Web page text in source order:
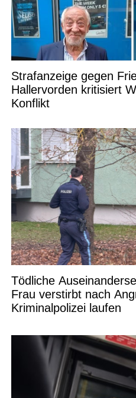
Strafanzeige gegen
Hallervorden kritisiert
Konflikt
Tödliche
Frau verstirbt nach
Kriminalpolizei laufen